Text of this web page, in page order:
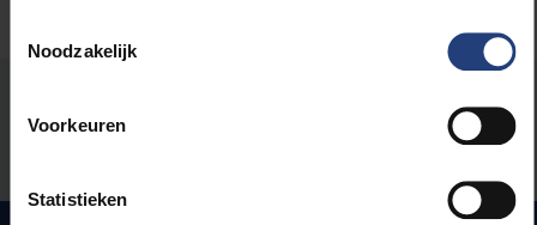
Noodzakelijk
Voorkeuren
Statistieken